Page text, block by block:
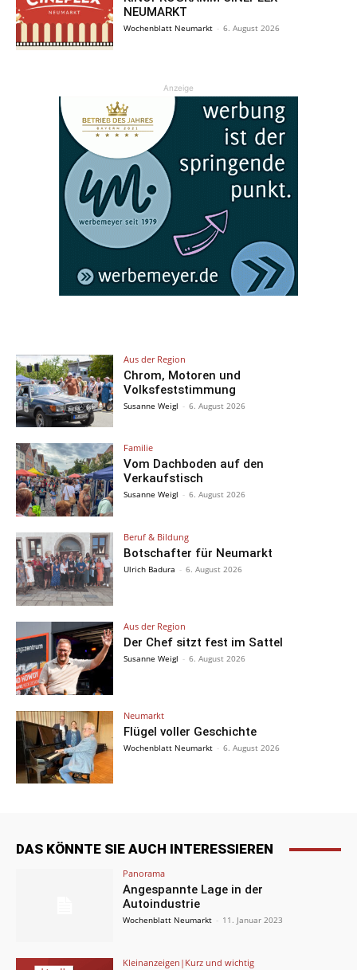
NEUMARKT
Wochenblatt Neumarkt - 6. August 2026
Anzeige
Aus der Region
Chrom, Motoren und
Volksfeststimmung
Susanne Weigl - 6. August 2026
Familie
Vom Dachboden auf den
Verkaufstisch
Susanne Weigl - 6. August 2026
Beruf & Bildung
Botschafter für Neumarkt
Ulrich Badura - 6. August 2026
Aus der Region
Der Chef sitzt fest im Sattel
Susanne Weigl - 6. August 2026
Neumarkt
Flügel voller Geschichte
Wochenblatt Neumarkt - 6. August 2026
DAS KÖNNTE SIE AUCH INTERESSIEREN
Panorama
Angespannte Lage in der
Autoindustrie
Wochenblatt Neumarkt - 11. Januar 2023
Kleinanzeigen|Kurz und wichtig